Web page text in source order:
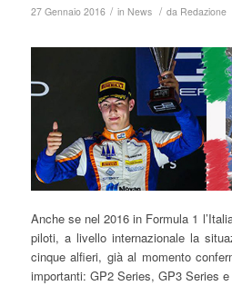
27 Gennaio 2016 / in News / da Redazione
Anche se nel 2016 in Formula 1
piloti, a livello internazionale la
cinque alfieri, già al momento
importanti: GP2 Series, GP3 Series